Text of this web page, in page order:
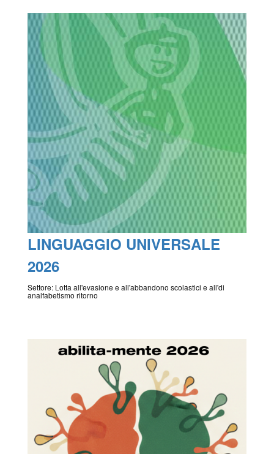
LINGUAGGIO UNIVERSALE
2026
Settore: Lotta all'evasione e all'abbandono scolastici e all'di
analfabetismo ritorno